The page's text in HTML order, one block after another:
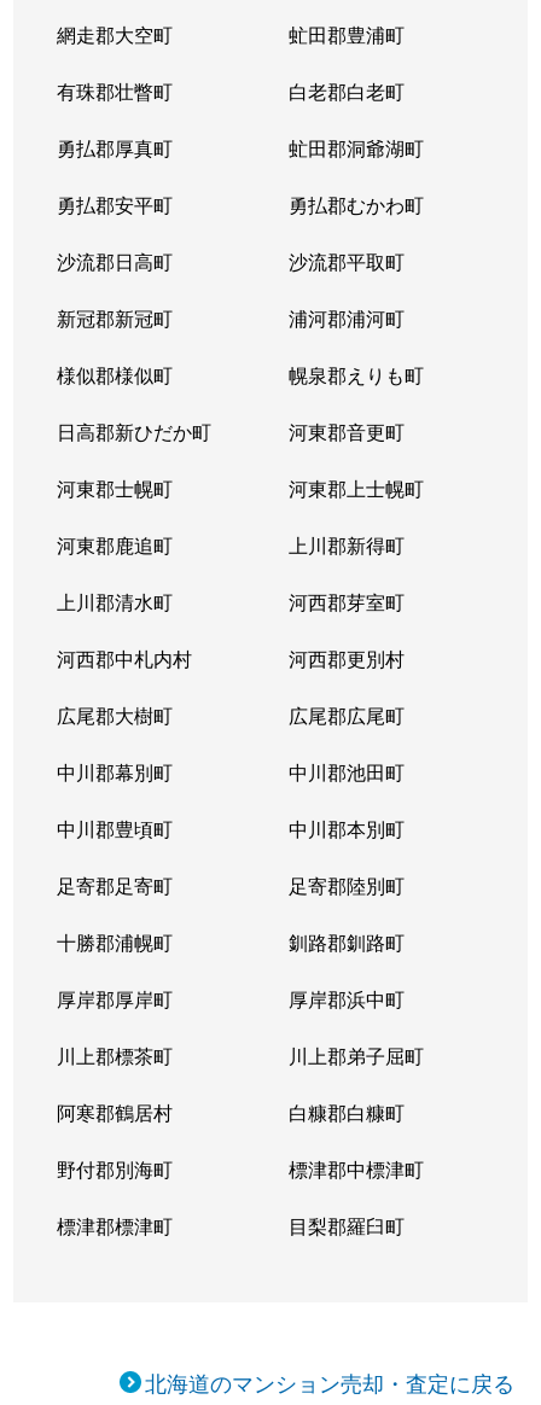
網走郡大空町 虻田郡豊浦町
有珠郡壮瞥町 白老郡白老町
勇払郡厚真町 虻田郡洞爺湖町
勇払郡安平町 勇払郡むかわ町
沙流郡日高町 沙流郡平取町
新冠郡新冠町 浦河郡浦河町
様似郡様似町 幌泉郡えりも町
日高郡新ひだか町 河東郡音更町
河東郡士幌町 河東郡上士幌町
河東郡鹿追町 上川郡新得町
上川郡清水町 河西郡芽室町
河西郡中札内村 河西郡更別村
広尾郡大樹町 広尾郡広尾町
中川郡幕別町 中川郡池田町
中川郡豊頃町 中川郡本別町
足寄郡足寄町 足寄郡陸別町
十勝郡浦幌町 釧路郡釧路町
厚岸郡厚岸町 厚岸郡浜中町
川上郡標茶町 川上郡弟子屈町
阿寒郡鶴居村 白糠郡白糠町
野付郡別海町 標津郡中標津町
標津郡標津町 目梨郡羅臼町
北海道のマンション売却・査定に戻る